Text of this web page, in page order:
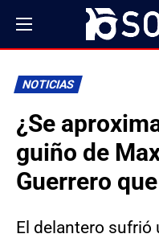
NOTICIAS
¿Se
guiño de
Guerrero
El delantero sufrió